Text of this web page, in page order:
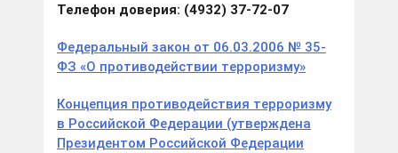
Телефон доверия: (4932) 37-72-07
Федеральный закон от 06.03.2006 № 35-
ФЗ «О противодействии терроризму»
Концепция противодействия терроризму
в Российской Федерации (утверждена
Президентом Российской Федерации